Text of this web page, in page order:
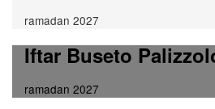
ramadan 2027
Iftar Buseto
ramadan 2027